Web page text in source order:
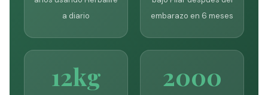
a diario
embarazo en 6 meses
12kg 2000